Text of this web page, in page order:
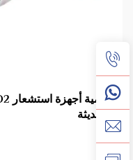
الحديثة